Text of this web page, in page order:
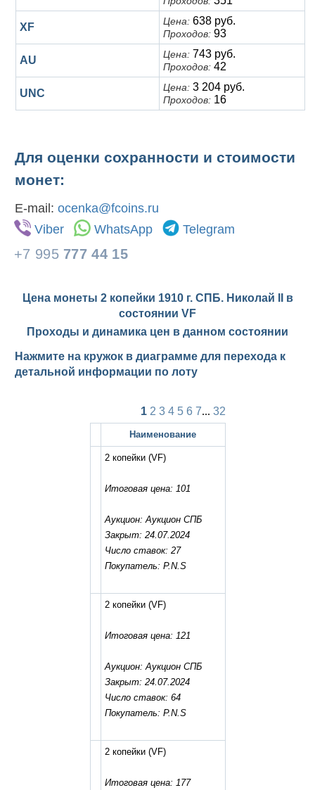
XF Цена: 638 руб.
Проходов: 93
AU Цена: 743 руб.
Проходов: 42
UNC Цена: 3 204 руб.
Проходов: 16
Для оценки сохранности и стоимости
монет:
E-mail: ocenka@fcoins.ru
Viber
WhatsApp Telegram
+7 995 777 44 15
Цена монеты 2 копейки 1910 г. СПБ. Николай II в
состоянии VF
Проходы и динамика цен в данном состоянии
Нажмите на кружок в диаграмме для перехода к
детальной информации по лоту
1 2 3 4 5 6 7... 32
Наименование
2 копейки(VF)
Итоговая цена: 101
Аукцион: Аукцион СПБ
Закрыт: 24.07.2024
Число ставок: 27
Покупатель: P.N.S
2 копейки(VF)
Итоговая цена: 121
Аукцион: Аукцион СПБ
Закрыт: 24.07.2024
Число ставок: 64
Покупатель: P.N.S
2 копейки(VF)
Итоговая цена: 177